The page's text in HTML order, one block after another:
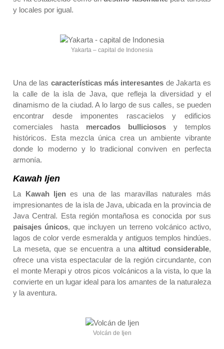
y locales por igual.
Yakarta – capital de Indonesia
Una de las características más interesantes de Jakarta es
lacalle de la isla de Java, que refleja la diversidad y el
dinamismo de la ciudad. A lo largo de sus calles, se pueden
encontrar desde imponentes rascacielos y edificios
comerciales hasta mercados bulliciososy templos
históricos. Esta mezcla única crea un ambiente vibrante
donde lo moderno y lo tradicional conviven en perfecta
armonía.
Kawah Ijen
La Kawah Ijen es una de las maravillas naturales más
impresionantes de la isla de Java, ubicada en la provincia de
Java Central. Esta región montañosa es conocida por sus
paisajes únicos, que incluyen un terreno volcánico activo,
lagos de color verde esmeralda y antiguos templos hindúes.
La meseta, que se encuentra a unaaltitud considerable,
ofrece una vista espectacular de la región circundante, con
el monte Merapi y otros picos volcánicos a la vista, lo que la
convierte en un lugar ideal para los amantes de la naturaleza
y la aventura.
Volcán de Ijen